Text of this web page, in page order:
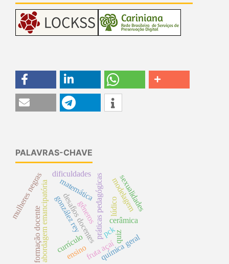
PALAVRAS-CHAVE
gonzález rey
desafios docentes
currículo
práticas pedagógicas
abordagem emancipatória
formação docente fruta açaí
lúdico
quiz
química geral
gêneros
matemática
cerâmica
mulheres negras dificuldades
modelagem
sexualidades
pck
ensino